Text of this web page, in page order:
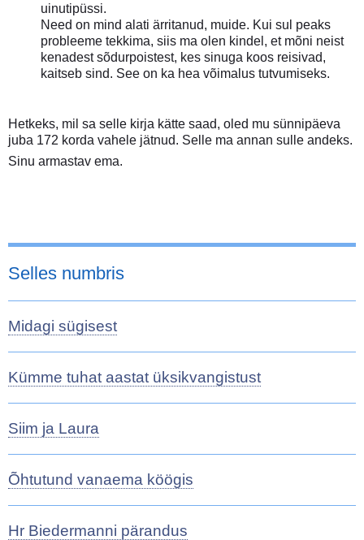
uinutipüssi.
Need on mind alati ärritanud, muide. Kui sul peaks
probleeme tekkima, siis ma olen kindel, et mõni neist
kenadest sõdurpoistest, kes sinuga koos reisivad,
kaitseb sind. See on ka hea võimalus tutvumiseks.
Hetkeks, mil sa selle kirja kätte saad, oled mu sünnipäeva
juba 172 korda vahele jätnud. Selle ma annan sulle andeks.
Sinu armastav ema.
Selles numbris
Midagi sügisest
Kümme tuhat aastat üksikvangistust
Siim ja Laura
Õhtutund vanaema köögis
Hr Biedermanni pärandus